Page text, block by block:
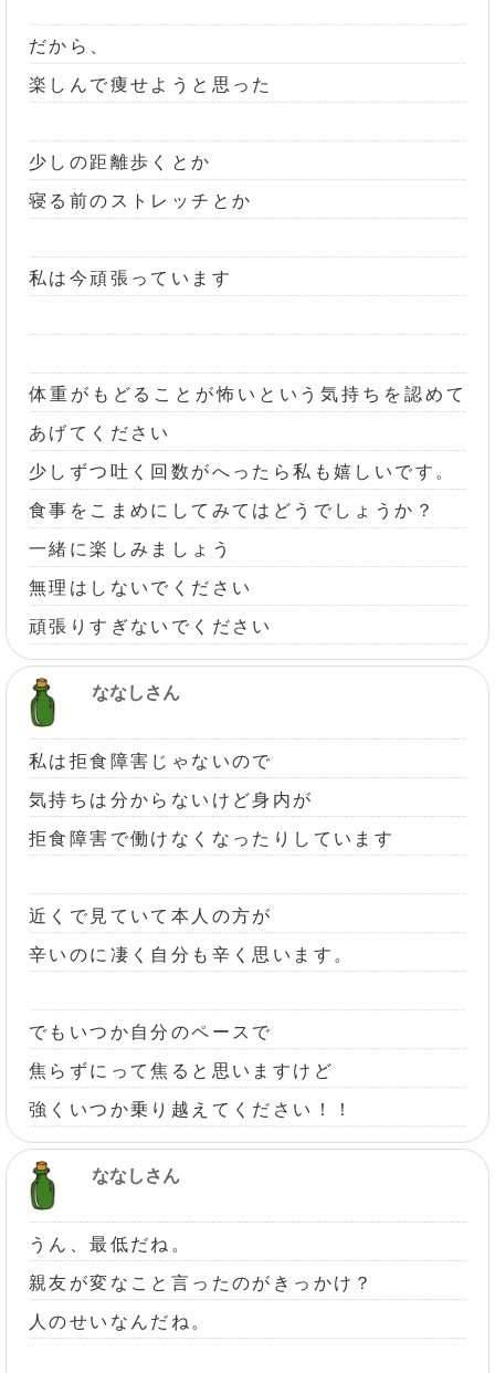
だから、
楽しんで痩せようと思った
少しの距離歩くとか
寝る前のストレッチとか
私は今頑張っています
体重がもどることが怖いという気持ちを認めて
あげてください
少しずつ吐く回数がへったら私も嬉しいです。
食事をこまめにしてみてはどうでしょうか？
一緒に楽しみましょう
無理はしないでください
頑張りすぎないでください
ななしさん
私は拒食障害じゃないので
気持ちは分からないけど身内が
拒食障害で働けなくなったりしています
近くで見ていて本人の方が
辛いのに凄く自分も辛く思います。
でもいつか自分のペースで
焦らずにって焦ると思いますけど
強くいつか乗り越えてください！！
ななしさん
うん、最低だね。
親友が変なこと言ったのがきっかけ？
人のせいなんだね。